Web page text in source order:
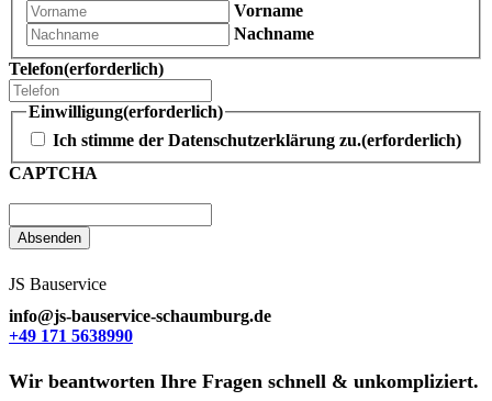
Vorname
Nachname
Telefon(erforderlich)
Einwilligung(erforderlich)
Ich stimme der Datenschutzerklärung zu.(erforderlich)
CAPTCHA
JS Bauservice
info@js-bauservice-schaumburg.de
+49 171 5638990
Wir beantworten Ihre Fragen schnell & unkompliziert.